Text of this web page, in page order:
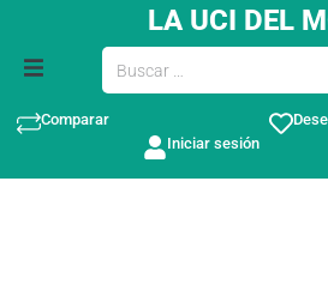
LA UCI DEL
Comparar
Iniciar sesión